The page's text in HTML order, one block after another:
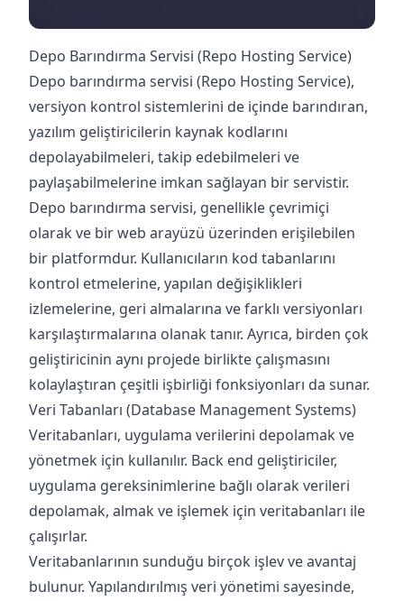
Depo Barındırma Servisi (Repo Hosting Service)
Depo barındırma servisi (Repo Hosting Service),
versiyon kontrol sistemlerini de içinde barındıran,
yazılım geliştiricilerin kaynak kodlarını
depolayabilmeleri, takip edebilmeleri ve
paylaşabilmelerine imkan sağlayan bir servistir.
Depo barındırma servisi, genellikle çevrimiçi
olarak ve bir web arayüzü üzerinden erişilebilen
bir platformdur. Kullanıcıların kod tabanlarını
kontrol etmelerine, yapılan değişiklikleri
izlemelerine, geri almalarına ve farklı versiyonları
karşılaştırmalarına olanak tanır. Ayrıca, birden çok
geliştiricinin aynı projede birlikte çalışmasını
kolaylaştıran çeşitli işbirliği fonksiyonları da sunar.
Veri Tabanları (Database Management Systems)
Veritabanları, uygulama verilerini depolamak ve
yönetmek için kullanılır. Back end geliştiriciler,
uygulama gereksinimlerine bağlı olarak verileri
depolamak, almak ve işlemek için veritabanları ile
çalışırlar.
Veritabanlarının sunduğu birçok işlev ve avantaj
bulunur. Yapılandırılmış veri yönetimi sayesinde,